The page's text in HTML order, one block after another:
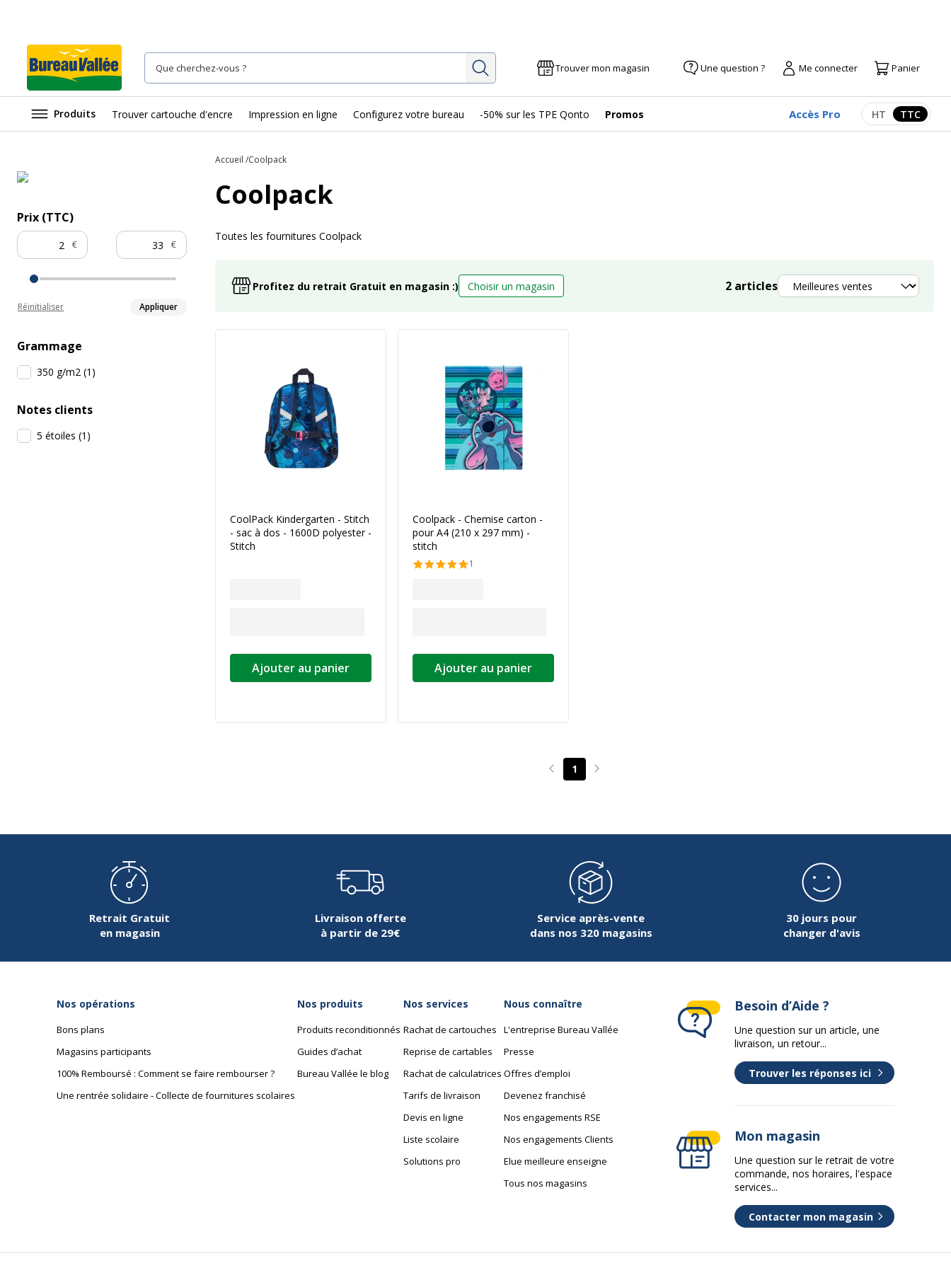
Rechercher Trouver mon magasin Une question ? Me connecter Panier
Produits Trouver cartouche d'encre Impression en ligne Configurez votre bureau -50% sur les TPE Qonto Promos Accès Pro Afficher les
HT TTC
Prix (TTC)
€ €
Réinitialiser Appliquer
Grammage
350 g/m2 (1 )
Notes clients
5 étoiles (1 )
Accueil Coolpack
Coolpack
Toutes les fournitures Coolpack
Profitez du retrait Gratuit en magasin :) Choisir un magasin 2 articlesTrier
CoolPack Kindergarten - Stitch
- sac à dos - 1600D polyester -
Stitch
Ajouter au panier
Coolpack - Chemise carton -
pour A4 (210 x 297 mm) -
stitch
1
Ajouter au panier
Page précédente
1 Page suivante
Retrait Gratuit
en magasin
Livraison offerte
à partir de 29€
Service après-vente
dans nos 320 magasins
30 jours pour
changer d'avis
Nos opérations
Bons plans
Magasins participants
100% Remboursé : Comment se faire rembourser ?
Une rentrée solidaire - Collecte de fournitures scolaires
Nos produits
Produits reconditionnés
Guides d’achat
Bureau Vallée le blog
Nos services
Rachat de cartouches
Reprise de cartables
Rachat de calculatrices
Tarifs de livraison
Devis en ligne
Liste scolaire
Solutions pro
Nous connaître
L'entreprise Bureau Vallée
Presse
Offres d’emploi
Devenez franchisé
Nos engagements RSE
Nos engagements Clients
Elue meilleure enseigne
Tous nos magasins
Besoin d’Aide ?
Une question sur un article, une
livraison, un retour...
Trouver les réponses ici
Mon magasin
Une question sur le retrait de votre
commande, nos horaires, l'espace
services...
Contacter mon magasin